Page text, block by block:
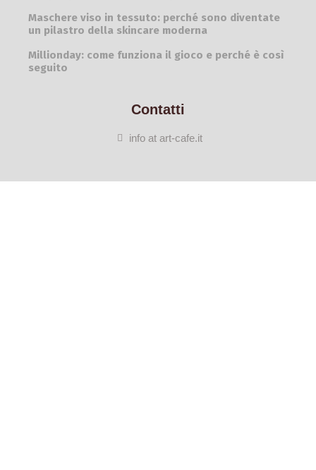
Maschere viso in tessuto: perché sono diventate
un pilastro della skincare moderna
Millionday: come funziona il gioco e perché è così
seguito
Contatti
info at art-cafe.it